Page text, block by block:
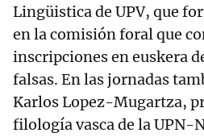
Lingüistica de UPV, que
en la comisión foral que
inscripciones en euskera
falsas. En las jornadas
Karlos Lopez-Mugartza,
filología vasca de la UPN-